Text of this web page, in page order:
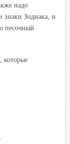
надо
знаки Зодиака, и
песочный
которые